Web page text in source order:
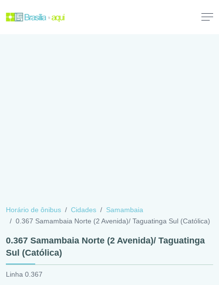
Horário de ônibus Cidades
Samambaia
0.367 Samambaia Norte (2 Avenida)/ Taguatinga Sul (Católica)
0.367 Samambaia Norte (2 Avenida)/ Taguatinga
Sul (Católica)
Linha 0.367